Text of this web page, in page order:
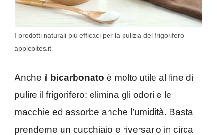
I prodotti naturali più efficaci per la pulizia del frigorifero –
applebites.it
Anche il bicarbonato è molto utile al fine di
pulire il frigorifero: elimina gli odori e le
macchie ed assorbe anche l’umidità. Basta
prenderne un cucchiaio e riversarlo in circa